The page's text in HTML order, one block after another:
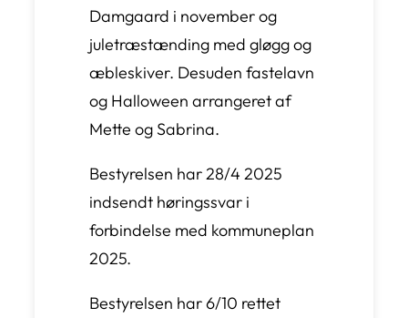
Damgaard i november og
juletræstænding med gløgg og
æbleskiver. Desuden fastelavn
og Halloween arrangeret af
Mette og Sabrina.
Bestyrelsen har 28/4 2025
indsendt høringssvar i
forbindelse med kommuneplan
2025.
Bestyrelsen har 6/10 rettet